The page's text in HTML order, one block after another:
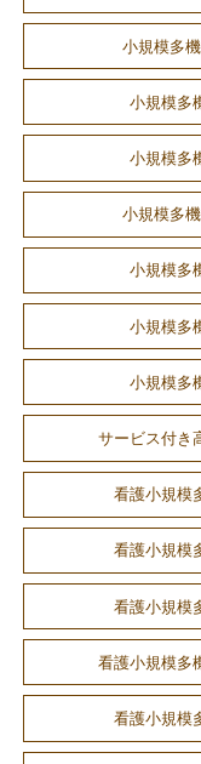
小規模多
小規模多
小規模多
小規模多
小規模多
小規模多
小規模多
サービス付き
看護小規模
看護小規模
看護小規模
看護小規模多
看護小規模